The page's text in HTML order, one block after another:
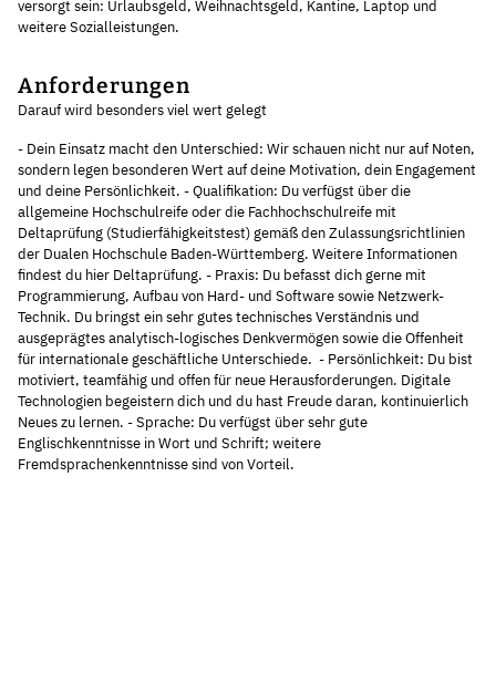
versorgt sein: Urlaubsgeld, Weihnachtsgeld, Kantine, Laptop und
weitere Sozialleistungen.
Anforderungen
Darauf wird besonders viel wert gelegt
- Dein Einsatz macht den Unterschied: Wir schauen nicht nur auf Noten,
sondern legen besonderen Wert auf deine Motivation, dein Engagement
und deine Persönlichkeit. - Qualifikation: Du verfügst über die
allgemeine Hochschulreife oder die Fachhochschulreife mit
Deltaprüfung (Studierfähigkeitstest) gemäß den Zulassungsrichtlinien
der Dualen Hochschule Baden-Württemberg. Weitere Informationen
findest du hier Deltaprüfung. - Praxis: Du befasst dich gerne mit
Programmierung, Aufbau von Hard- und Software sowie Netzwerk-
Technik. Du bringst ein sehr gutes technisches Verständnis und
ausgeprägtes analytisch-logisches Denkvermögen sowie die Offenheit
für internationale geschäftliche Unterschiede. - Persönlichkeit: Du bist
motiviert, teamfähig und offen für neue Herausforderungen. Digitale
Technologien begeistern dich und du hast Freude daran, kontinuierlich
Neues zu lernen. - Sprache: Du verfügst über sehr gute
Englischkenntnisse in Wort und Schrift; weitere
Fremdsprachenkenntnisse sind von Vorteil.